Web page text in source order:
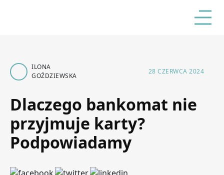
ILONA
GOŹDZIEWSKA
28 CZERWCA 2024
Dlaczego bankomat nie
przyjmuje karty?
Podpowiadamy